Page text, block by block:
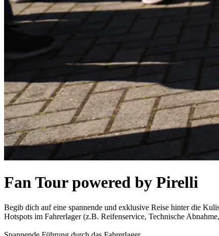
Fan Tour powered by Pirelli
Begib dich auf eine spannende und exklusive Reise hinter die
Hotspots im Fahrerlager (z.B. Reifenservice, Technische